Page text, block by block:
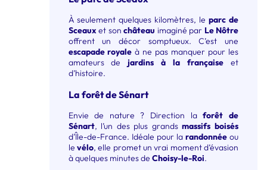
À seulement quelques kilomètres, leparc de
Sceauxet sonchâteau imaginé par Le Nôtre
offrent un décor somptueux. C’est une
escapade royale à ne pas manquer pour les
amateurs de jardins à la française et
d’histoire.
La forêt de Sénart
Envie de nature ? Direction laforêt de
Sénart, l’un des plus grandsmassifs boisés
d’Île-de-France. Idéale pour la randonnéeou
le vélo, elle promet un vrai moment d’évasion
à quelques minutes de Choisy-le-Roi.